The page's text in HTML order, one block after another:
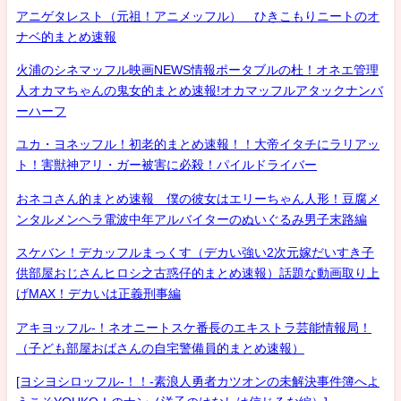
アニゲタレスト（元祖！アニメッフル） ひきこもりニートのオ
ナベ的まとめ速報
火浦のシネマッフル映画NEWS情報ポータブルの杜！オネエ管理
人オカマちゃんの鬼女的まとめ速報!オカマッフルアタックナンバ
ーハーフ
ユカ・ヨネッフル！初老的まとめ速報！！大帝イタチにラリアッ
ト！害獣神アリ・ガー被害に必殺！パイルドライバー
おネコさん的まとめ速報 僕の彼女はエリーちゃん人形！豆腐メ
ンタルメンヘラ電波中年アルバイターのぬいぐるみ男子末路編
スケバン！デカッフルまっくす（デカい強い2次元嫁だいすき子
供部屋おじさんヒロシ之古惑仔的まとめ速報）話題な動画取り上
げMAX！デカいは正義刑事編
アキヨッフル-！ネオニートスケ番長のエキストラ芸能情報局！
（子ども部屋おばさんの自宅警備員的まとめ速報）
[ヨシヨシロッフル-！！-素浪人勇者カツオンの未解決事件簿へよ